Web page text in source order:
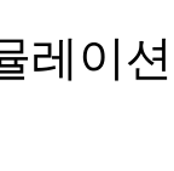
레이